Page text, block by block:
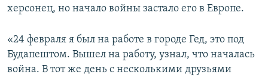
херсонец, но начало войны застало его в Европе.
«24 февраля я был на работе в городе Гед, это под
Будапештом. Вышел на работу, узнал, что началась
война. В тот же день с несколькими друзьями